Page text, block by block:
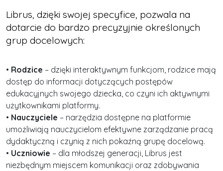
Librus, dzięki swojej specyfice, pozwala na
dotarcie do bardzo precyzyjnie określonych
grup docelowych:
• Rodzice – dzięki interaktywnym funkcjom, rodzice mają
dostęp do informacji dotyczących postępów
edukacyjnych swojego dziecka, co czyni ich aktywnymi
użytkownikami platformy.
• Nauczyciele – narzędzia dostępne na platformie
umożliwiają nauczycielom efektywne zarządzanie pracą
dydaktyczną i czynią z nich pokaźną grupę docelową.
• Uczniowie – dla młodszej generacji, Librus jest
niezbędnym miejscem komunikacji oraz zdobywania